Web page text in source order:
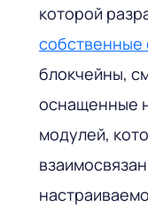
которой
собственные
блокчейны,
оснащенные
модулей,